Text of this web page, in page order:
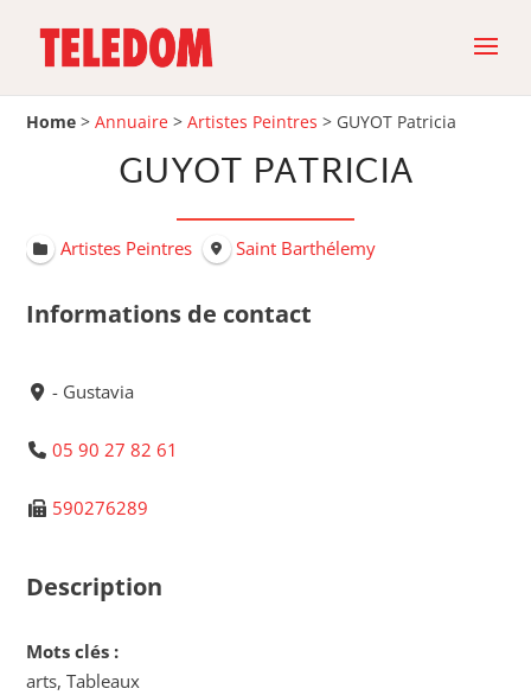
Home >Annuaire >Artistes Peintres > GUYOT Patricia
GUYOT PATRICIA
Artistes Peintres Saint Barthélemy
Informations de contact
- Gustavia
05 90 27 82 61
590276289
Description
Mots clés :
arts, Tableaux